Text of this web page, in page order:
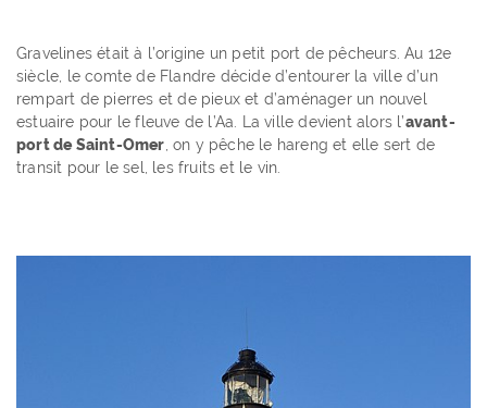
Gravelines était à l’origine un petit port de pêcheurs. Au 12e
siècle, le comte de Flandre décide d’entourer la ville d’un
rempart de pierres et de pieux et d’aménager un nouvel
estuaire pour le fleuve de l’Aa. La ville devient alors l’avant-
port de Saint-Omer , on y pêche le hareng et elle sert de
transit pour le sel, les fruits et le vin.